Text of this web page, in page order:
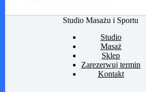
Studio Masażu i Sportu
Studio
Masaż
Sklep
Zarezerwuj termin
Kontakt